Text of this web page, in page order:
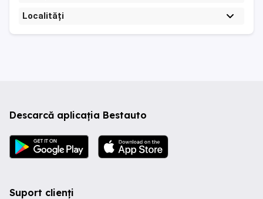
Localități
Descarcă aplicația Bestauto
Suport clienți